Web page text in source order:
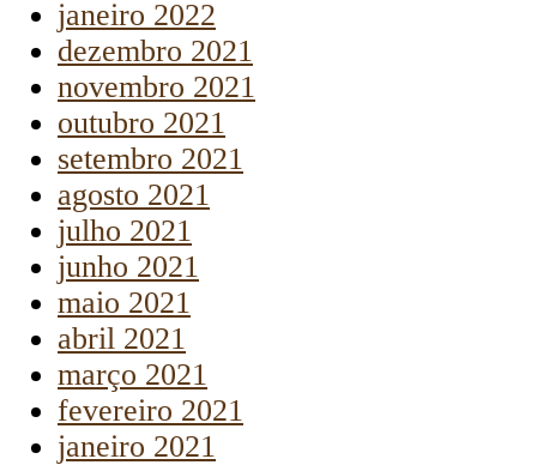
janeiro 2022
dezembro 2021
novembro 2021
outubro 2021
setembro 2021
agosto 2021
julho 2021
junho 2021
maio 2021
abril 2021
março 2021
fevereiro 2021
janeiro 2021